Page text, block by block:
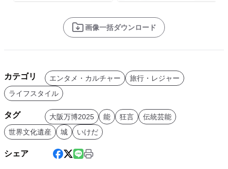
画像一括ダウンロード
カテゴリ エンタメ・カルチャー
旅行・レジャー
ライフスタイル
タグ 大阪万博2025 能 狂言
伝統芸能
世界文化遺産
城 いけだ
シェア